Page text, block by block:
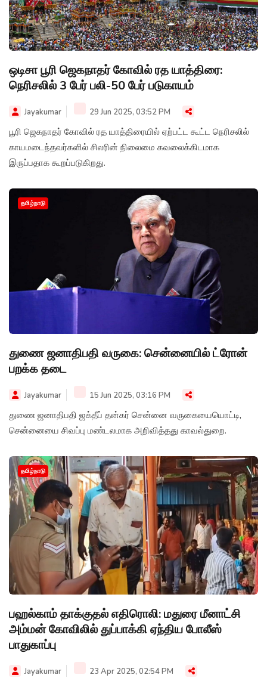
ஒடிசா பூரி ஜெகநாதர் கோவில் ரத யாத்திரை:
நெரிசலில் 3 பேர் பலி-50 பேர் படுகாயம்
Jayakumar 29 Jun 2025, 03:52 PM
பூரி ஜெகநாதர் கோவில் ரத யாத்திரையில் ஏற்பட்ட கூட்ட நெரிசலில்
காயமடைந்தவர்களில் சிலரின் நிலைமை கவலைக்கிடமாக
இருப்பதாக கூறப்படுகிறது.
தமிழ்நாடு
துணை ஜனாதிபதி வருகை: சென்னையில் ட்ரோன்
பறக்க தடை
Jayakumar 15 Jun 2025, 03:16 PM
துணை ஜனாதிபதி ஜக்தீப் தன்கர் சென்னை வருகையையொட்டி,
சென்னையை சிவப்பு மண்டலமாக அறிவித்தது காவல்துறை.
தமிழ்நாடு
பஹல்காம் தாக்குதல் எதிரொலி: மதுரை மீனாட்சி
அம்மன் கோவிலில் துப்பாக்கி ஏந்திய போலீஸ்
பாதுகாப்பு
Jayakumar 23 Apr 2025, 02:54 PM